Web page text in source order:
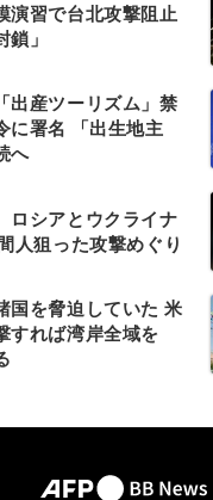
演習で台北攻撃阻止
」
出産ツーリズム」禁
に署名 「出生地主
へ
ロシアとウクライナ
人狙った攻撃めぐり
国を脅迫していた 米
すれば湾岸全域を